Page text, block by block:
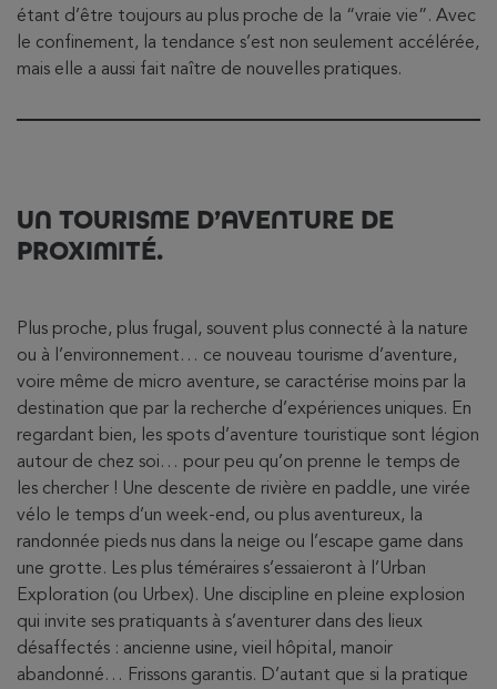
étant d’être toujours au plus proche de la “vraie vie”. Avec
le confinement, la tendance s’est non seulement accélérée,
mais elle a aussi fait naître de nouvelles pratiques.
UN TOURISME D’AVENTURE DE
PROXIMITÉ.
Plus proche, plus frugal, souvent plus connecté à la nature
ou à l’environnement… ce nouveau tourisme d’aventure,
voire même de micro aventure, se caractérise moins par la
destination que par la recherche d’expériences uniques. En
regardant bien, les spots d’aventure touristique sont légion
autour de chez soi… pour peu qu’on prenne le temps de
les chercher ! Une descente de rivière en paddle, une virée
vélo le temps d’un week-end, ou plus aventureux, la
randonnée pieds nus dans la neige ou l’escape game dans
une grotte. Les plus téméraires s’essaieront à l’Urban
Exploration (ou Urbex). Une discipline en pleine explosion
qui invite ses pratiquants à s’aventurer dans des lieux
désaffectés : ancienne usine, vieil hôpital, manoir
abandonné… Frissons garantis. D’autant que si la pratique